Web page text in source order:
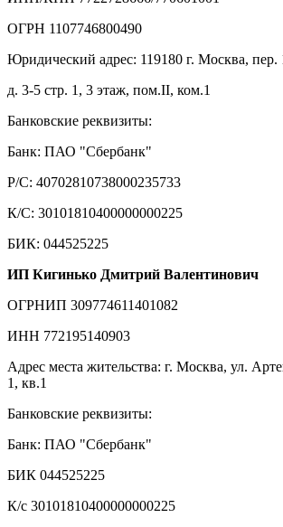
ОГРН 1107746800490
Юридический адрес: 119180 г. Москва, пер.
д. 3-5 стр. 1, 3 этаж, пом.II, ком.1
Банковские реквизиты:
Банк: ПАО "Сбербанк"
Р/С: 40702810738000235733
К/С: 30101810400000000225
БИК: 044525225
ИП Кигинько Дмитрий Валентинович
ОГРНИП 309774611401082
ИНН 772195140903
Адрес места жительства: г. Москва, ул.
1, кв.1
Банковские реквизиты:
Банк: ПАО "Сбербанк"
БИК 044525225
К/с 30101810400000000225